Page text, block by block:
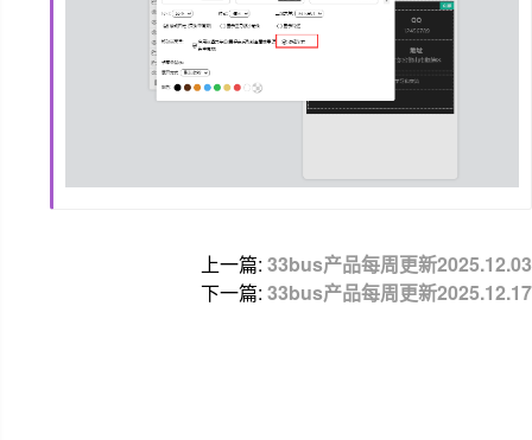
上一篇: 33bus产品每周更新2025.12.03
下一篇: 33bus产品每周更新2025.12.17